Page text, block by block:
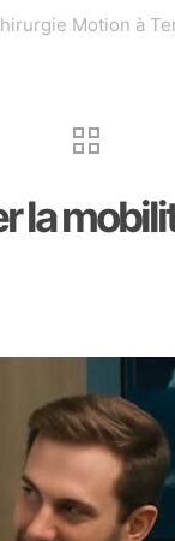
Motion à
la